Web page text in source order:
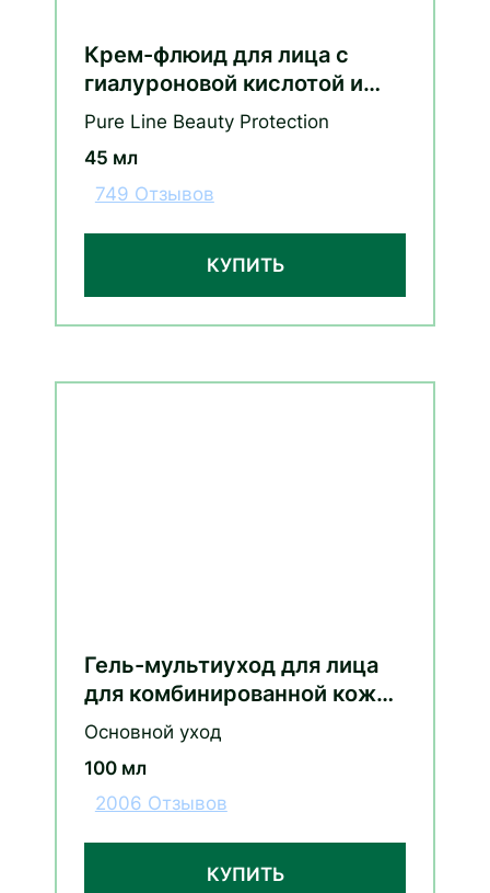
Крем-флюид для лица с
гиалуроновой кислотой и
витаминами С и Е (сменный
Pure Line Beauty Protection
45 мл
749 Отзывов
КУПИТЬ
Гель-мультиуход для лица
для комбинированной кожи
с соком алоэ, гиалуроном и
нициамидом
Основной уход
100 мл
2006 Отзывов
КУПИТЬ